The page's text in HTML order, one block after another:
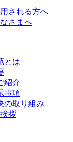
される方へ
さまへ
とは
紹介
事項
の取り組み
拶